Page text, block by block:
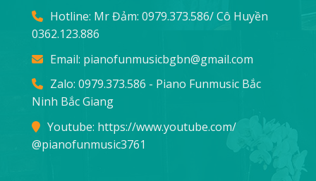
Hotline: Mr Đảm: 0979.373.586/ Cô Huyền
0362.123.886
Email: pianofunmusicbgbn@gmail.com
Zalo: 0979.373.586 - Piano Funmusic Bắc
Ninh Bắc Giang
Youtube: https://www.youtube.com/
@pianofunmusic3761